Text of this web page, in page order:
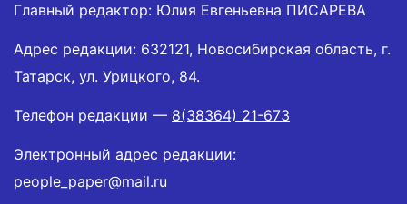
Главный редактор: Юлия Евгеньевна ПИСАРЕВА
Адрес редакции: 632121, Новосибирская область, г.
Татарск, ул. Урицкого, 84.
Телефон редакции — 8(38364) 21-673
Электронный адрес редакции:
people_paper@mail.ru